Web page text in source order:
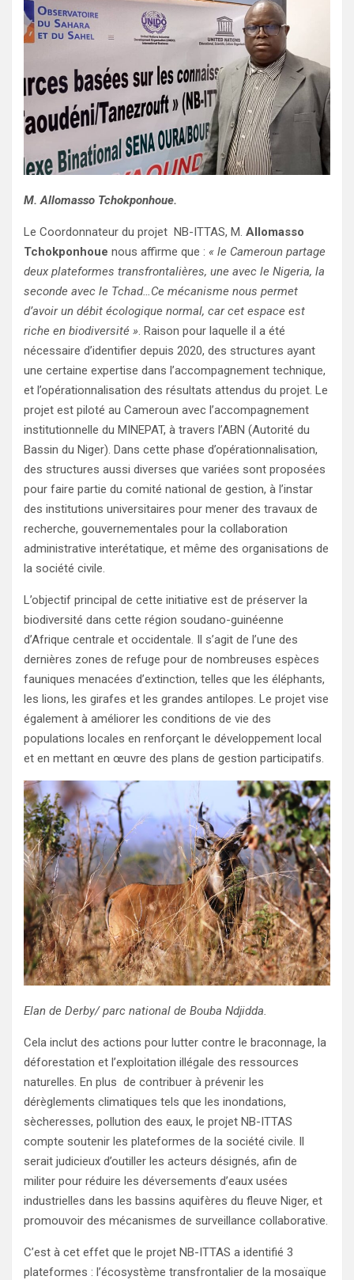
M. Allomasso Tchokponhoue.
Le Coordonnateur du projet NB-ITTAS, M. Allomasso
Tchokponhoue nous affirme que : « le Cameroun partage
deux plateformes transfrontalières, une avec le Nigeria, la
seconde avec le Tchad…Ce mécanisme nous permet
d’avoir un débit écologique normal, car cet espace est
riche en biodiversité ». Raison pour laquelle il a été
nécessaire d’identifier depuis 2020, des structures ayant
une certaine expertise dans l’accompagnement technique,
et l’opérationnalisation des résultats attendus du projet. Le
projet est piloté au Cameroun avec l’accompagnement
institutionnelle du MINEPAT, à travers l’ABN (Autorité du
Bassin du Niger). Dans cette phase d’opérationnalisation,
des structures aussi diverses que variées sont proposées
pour faire partie du comité national de gestion, à l’instar
des institutions universitaires pour mener des travaux de
recherche, gouvernementales pour la collaboration
administrative interétatique, et même des organisations de
la société civile.
L’objectif principal de cette initiative est de préserver la
biodiversité dans cette région soudano-guinéenne
d’Afrique centrale et occidentale. Il s’agit de l’une des
dernières zones de refuge pour de nombreuses espèces
fauniques menacées d’extinction, telles que les éléphants,
les lions, les girafes et les grandes antilopes. Le projet vise
également à améliorer les conditions de vie des
populations locales en renforçant le développement local
et en mettant en œuvre des plans de gestion participatifs.
Elan de Derby/ parc national de Bouba Ndjidda.
Cela inclut des actions pour lutter contre le braconnage, la
déforestation et l’exploitation illégale des ressources
naturelles. En plus de contribuer à prévenir les
dérèglements climatiques tels que les inondations,
sècheresses, pollution des eaux, le projet NB-ITTAS
compte soutenir les plateformes de la société civile. Il
serait judicieux d’outiller les acteurs désignés, afin de
militer pour réduire les déversements d’eaux usées
industrielles dans les bassins aquifères du fleuve Niger, et
promouvoir des mécanismes de surveillance collaborative.
C’est à cet effet que le projet NB-ITTAS a identifié 3
plateformes : l’écosystème transfrontalier de la mosaïque